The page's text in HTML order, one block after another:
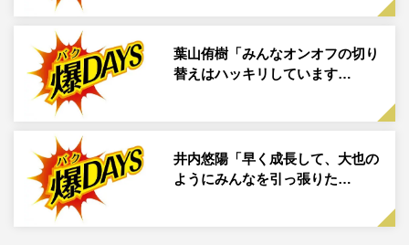
◆相馬さんが『爆上戦隊ブンブンジャー』のオーディシ
ョンを受けようと思ったきっかけは？
きっと多くの男の子が一度は夢見たことがあると思うので
すが、僕自身小さな頃にスーパー戦隊を観ていて、いつか
出られたらいいなと思っていたんです。なので、芸能活動
を始めてからほぼ毎年スーパー戦隊のオーディションを受
けていて。2年前には『暴太郎戦隊ドンブラザーズ』に若
者役で出演させていただき、もちろんうれしかったのです
が、ヒーロー役ではなかった悔しさもあり、いつかヒーロ
葉山侑樹「みんなオンオフの切り
替えはハッキリしています…
井内悠陽「早く成長して、大也の
ようにみんなを引っ張りた…